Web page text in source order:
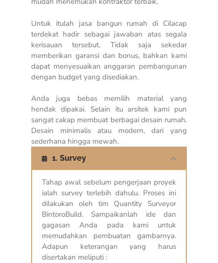
Untuk itulah jasa bangun rumah di Cilacap
terdekat hadir sebagai jawaban atas segala
kerisauan tersebut. Tidak saja sekedar
memberikan garansi dan bonus, bahkan kami
dapat menyesuaikan anggaran pembangunan
dengan budget yang disediakan.
Anda juga bebas memilih material yang
hendak dipakai. Selain itu arsitek kami pun
sangat cakap membuat berbagai desain rumah.
Desain minimalis atau modern, dari yang
sederhana hingga mewah.
1. Survey
Tahap awal sebelum pengerjaan proyek
ialah survey terlebih dahulu. Proses ini
dilakukan oleh tim Quantity Surveyor
BintoroBuild. Sampaikanlah ide dan
gagasan Anda pada kami untuk
memudahkan pembuatan gambarnya.
Adapun keterangan yang harus
disertakan meliputi :